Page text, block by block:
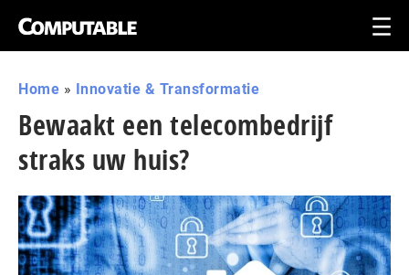
Home » Innovatie & Transformatie
Bewaakt een telecombedrijf
straks uw huis?